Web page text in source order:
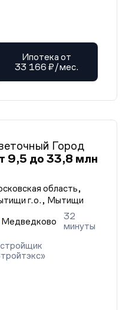
Ипотека от
33 166 ₽/мес.
Город
9,5 до 33,8 млн
область,
г.о., Мытищи
Медведково
32
минуты